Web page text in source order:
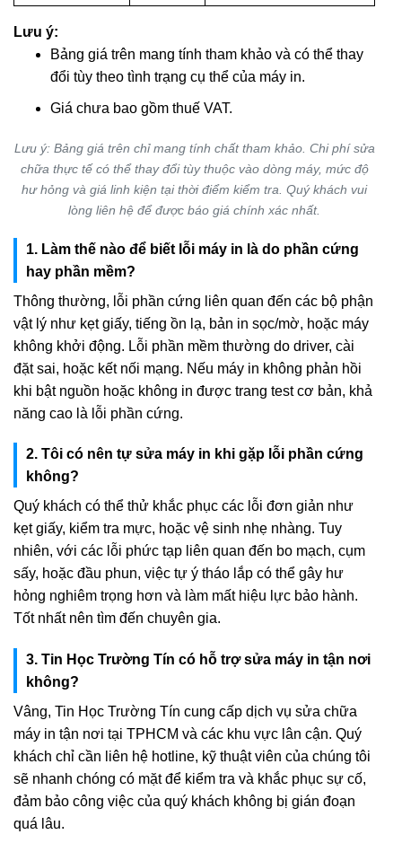
Lưu ý:
Bảng giá trên mang tính tham khảo và có thể thay
đổi tùy theo tình trạng cụ thể của máy in.
Giá chưa bao gồm thuế VAT.
Lưu ý: Bảng giá trên chỉ mang tính chất tham khảo. Chi phí sửa
chữa thực tế có thể thay đổi tùy thuộc vào dòng máy, mức độ
hư hỏng và giá linh kiện tại thời điểm kiểm tra. Quý khách vui
lòng liên hệ để được báo giá chính xác nhất.
1. Làm thế nào để biết lỗi máy in là do phần cứng
hay phần mềm?
Thông thường, lỗi phần cứng liên quan đến các bộ phận
vật lý như kẹt giấy, tiếng ồn lạ, bản in sọc/mờ, hoặc máy
không khởi động. Lỗi phần mềm thường do driver, cài
đặt sai, hoặc kết nối mạng. Nếu máy in không phản hồi
khi bật nguồn hoặc không in được trang test cơ bản, khả
năng cao là lỗi phần cứng.
2. Tôi có nên tự sửa máy in khi gặp lỗi phần cứng
không?
Quý khách có thể thử khắc phục các lỗi đơn giản như
kẹt giấy, kiểm tra mực, hoặc vệ sinh nhẹ nhàng. Tuy
nhiên, với các lỗi phức tạp liên quan đến bo mạch, cụm
sấy, hoặc đầu phun, việc tự ý tháo lắp có thể gây hư
hỏng nghiêm trọng hơn và làm mất hiệu lực bảo hành.
Tốt nhất nên tìm đến chuyên gia.
3. Tin Học Trường Tín có hỗ trợ sửa máy in tận nơi
không?
Vâng, Tin Học Trường Tín cung cấp dịch vụ sửa chữa
máy in tận nơi tại TPHCM và các khu vực lân cận. Quý
khách chỉ cần liên hệ hotline, kỹ thuật viên của chúng tôi
sẽ nhanh chóng có mặt để kiểm tra và khắc phục sự cố,
đảm bảo công việc của quý khách không bị gián đoạn
quá lâu.